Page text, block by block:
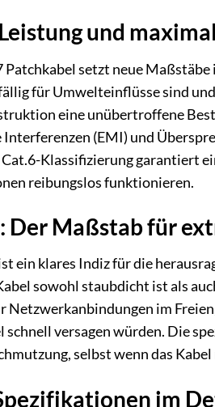
und
Patchkabel setzt neue
für Umwelteinflüsse sind
eine unübertroffene
(EMI) und
Klassifizierung garantiert
reibungslos funktionieren.
Der Maßstab für
ein klares Indiz für die
sowohl staubdicht ist als
Netzwerkanbindungen im
schnell versagen würden. Die
selbst wenn das
im